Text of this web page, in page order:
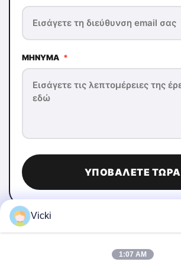
ΜΉΝΥΜΑ *
ΥΠΟΒΆΛΕΤΕ ΤΏΡΑ
Vicki
1:07 AM